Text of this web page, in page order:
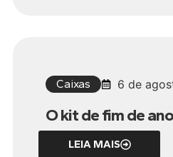
Caixas 6 de
O kit de fim de
LEIA MAIS